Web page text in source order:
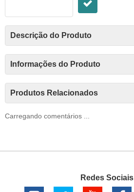
Descrição do Produto
Informações do Produto
Produtos Relacionados
Carregando comentários ...
Redes Sociais